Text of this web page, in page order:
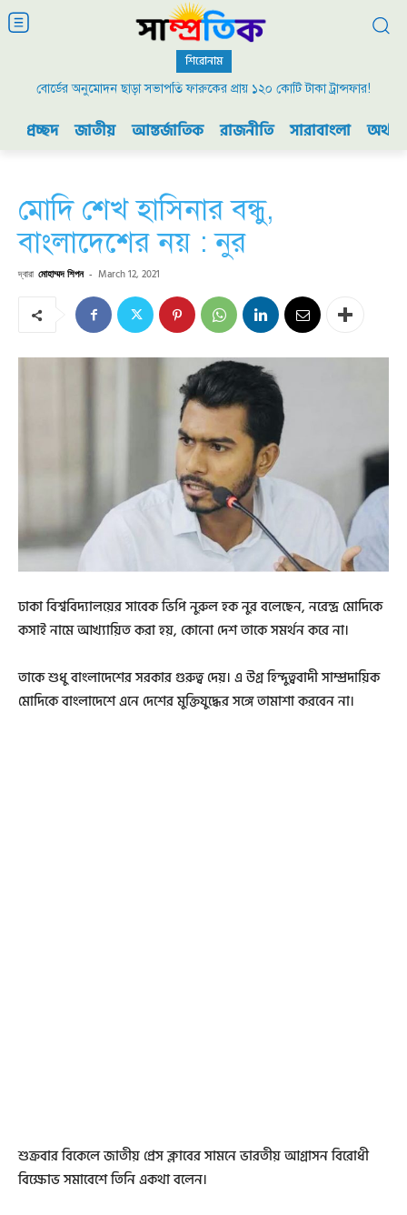
শিরোনাম
বোর্ডের অনুমোদন ছাড়া সভাপতি ফারুকের প্রায় ১২০ কোটি টাকা ট্রান্সফার!
প্রচ্ছদ জাতীয় আন্তর্জাতিক রাজনীতি সারাবাংলা
মোদি শেখ হাসিনার বন্ধু,
বাংলাদেশের নয় : নুর
দ্বারা মোহাম্মদ শিপন - March 12, 2021
ঢাকা বিশ্ববিদ্যালয়ের সাবেক ভিপি নুরুল হক নুর বলেছেন, নরেন্দ্র মোদিকে
কসাই নামে আখ্যায়িত করা হয়, কোনো দেশ তাকে সমর্থন করে না।
তাকে শুধু বাংলাদেশের সরকার গুরুত্ব দেয়। এ উগ্র হিন্দুত্ববাদী সাম্প্রদায়িক
মোদিকে বাংলাদেশে এনে দেশের মুক্তিযুদ্ধের সঙ্গে তামাশা করবেন না।
শুক্রবার বিকেলে জাতীয় প্রেস ক্লাবের সামনে ভারতীয় আগ্রাসন বিরোধী
বিক্ষোভ সমাবেশে তিনি একথা বলেন।